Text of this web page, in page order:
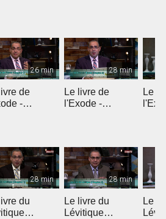
26 min
de
-
28 min
Le livre de
l'Exode -
Le
28 min
du
28 min
Le livre du
Lévitique
Le